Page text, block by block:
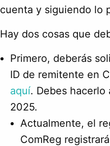
cuenta y siguiendo lo
Hay dos cosas que
Primero, deberás
ID de remitente en
aquí. Debes
2025.
Actualmente, el
ComReg